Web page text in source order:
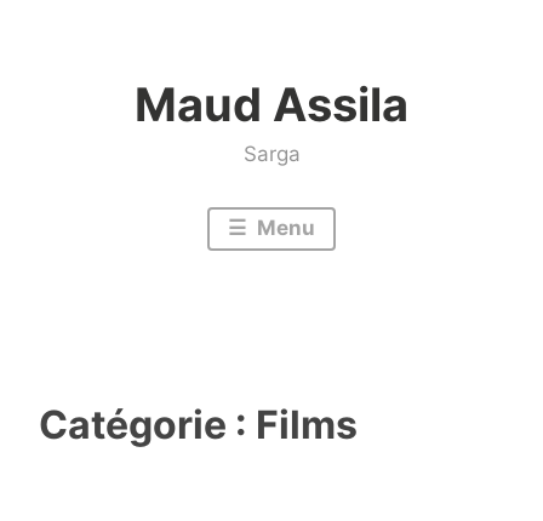
Maud Assila
Sarga
Menu
Catégorie : Films